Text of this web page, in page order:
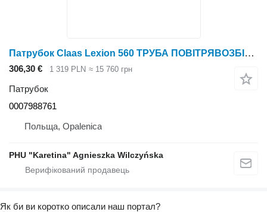
Патрубок Claas Lexion 560 ТРУБА ПОВІТРЯВОЗБІРНИКА 0007988761 (Двигун; система f до зернозбирального комбайна Claas Lexion 560
306,30 € 1 319 PLN ≈ 15 760 грн
Патрубок
0007988761
Польща, Opalenica
PHU "Karetina" Agnieszka Wilczyńska
Як би ви коротко описали наш портал?